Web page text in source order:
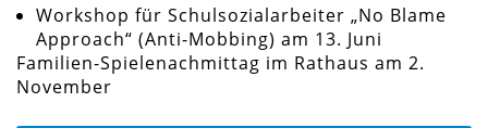
Workshop für Schulsozialarbeiter „No Blame
Approach“ (Anti-Mobbing) am 13. Juni
Familien-Spielenachmittag im Rathaus am 2.
November